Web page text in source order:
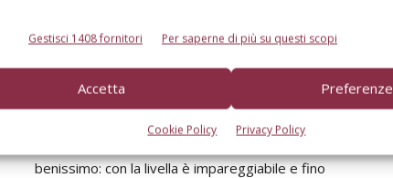
Gestisci 1408 fornitori Per saperne di più su questi scopi
Accetta Preferenze
Cookie Policy Privacy Policy
sui Challenger della Serie A. Abbiamo cambiato pompa
e iniettori a settemila ore, più per usura che per altro,
e i cingoli hanno resistito fino a pochi mesi fa. A parte i
problemi con attrezzi pesanti sul sollevatore – altra
benissimo: con la livella è impareggiabile e fino